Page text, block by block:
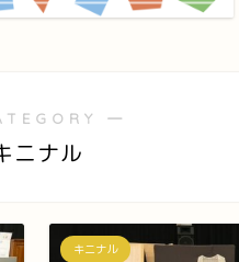
―
ニナル
キニナル